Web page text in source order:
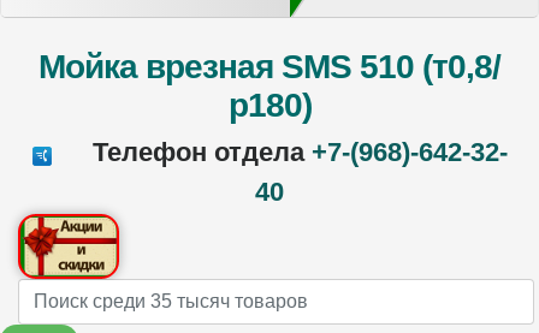
Мойка врезная SMS 510 (т0,8/
р180)
Телефон отдела +7-(968)-642-32-
40
Name